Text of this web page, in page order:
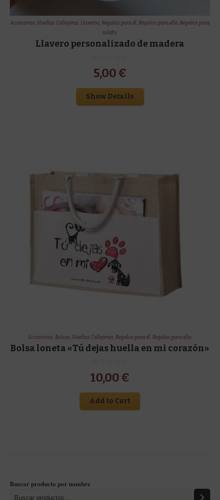
Accesorios, Huellas Callejeras, Llaveros, Regalos para él, Regalos para ella, Regalos para
niñ@s
Llavero personalizado de madera
5,00 €
Show Details
Accesorios,Bolsas,Huellas Callejeras,Regalos para él,Regalos para ella
Bolsa loneta «Tú dejas huella en mi corazón»
10,00 €
Add to Cart
Buscar producto por nombre